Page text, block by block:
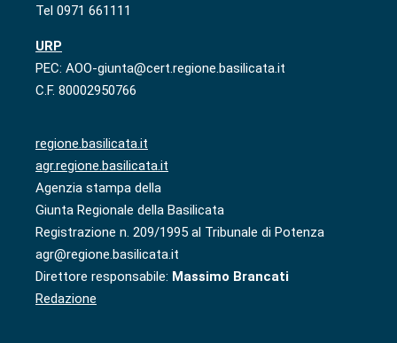
Tel 0971 661111
URP
PEC: AOO-giunta@cert.regione.basilicata.it
C.F. 80002950766
regione.basilicata.it
agr.regione.basilicata.it
Agenzia stampa della
Giunta Regionale della Basilicata
Registrazione n. 209/1995 al Tribunale di Potenza
agr@regione.basilicata.it
Direttore responsabile: Massimo Brancati
Redazione